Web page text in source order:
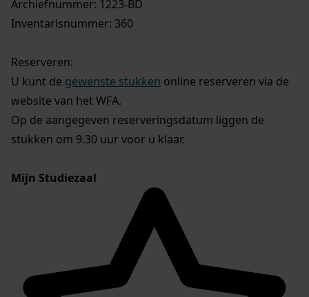
Archiefnummer: 1223-BD
Inventarisnummer: 360
Reserveren:
U kunt de gewenste stukken online reserveren via de
website van het WFA.
Op de aangegeven reserveringsdatum liggen de
stukken om 9.30 uur voor u klaar.
Mijn Studiezaal